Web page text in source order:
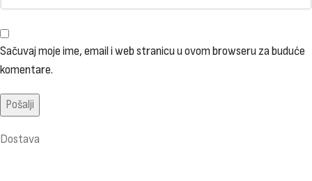
Sačuvaj moje ime, email i web stranicu u ovom browseru za buduće
komentare.
Dostava